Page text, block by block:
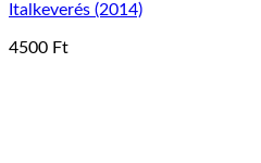
Italkeverés (2014)
4500 Ft